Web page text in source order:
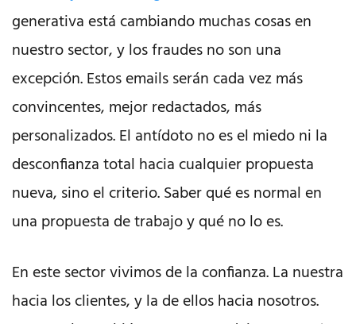
generativa está cambiando muchas cosas en
nuestro sector, y los fraudes no son una
excepción. Estos emails serán cada vez más
convincentes, mejor redactados, más
personalizados. El antídoto no es el miedo ni la
desconfianza total hacia cualquier propuesta
nueva, sino el criterio. Saber qué es normal en
una propuesta de trabajo y qué no lo es.
En este sector vivimos de la confianza. La nuestra
hacia los clientes, y la de ellos hacia nosotros.